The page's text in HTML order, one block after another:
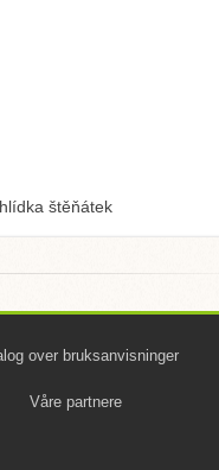
štěňátek
over bruksanvisninger
Våre partnere